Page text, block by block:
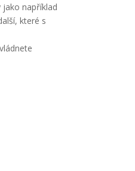
například
které s